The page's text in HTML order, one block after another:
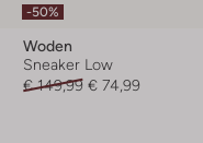
-50%
Woden
Sneaker Low
€ 149,99 € 74,99